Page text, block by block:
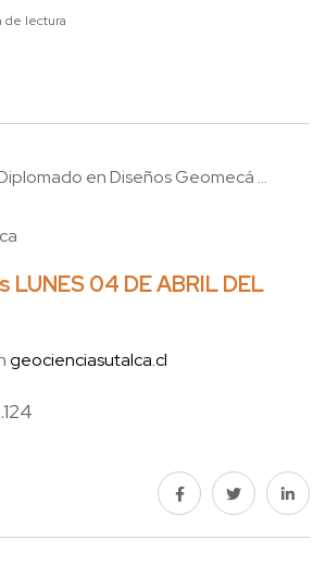
de lectura
en Diseños Geomecá ...
LUNES 04 DE ABRIL DEL
geocienciasutalca.cl